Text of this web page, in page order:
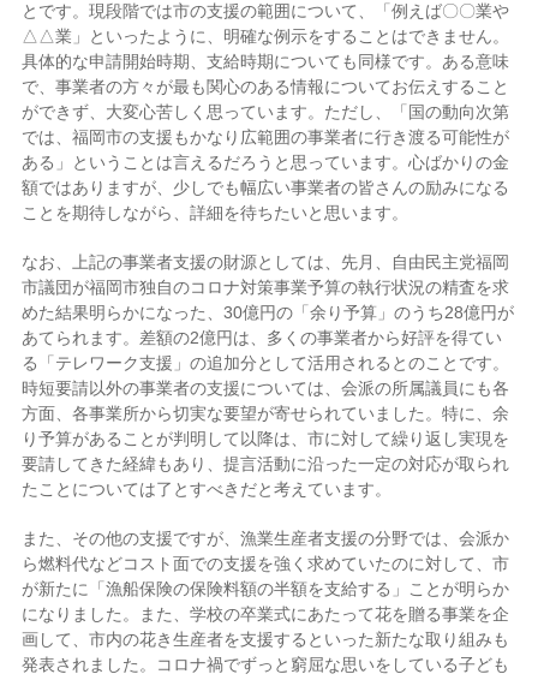
とです。現段階では市の支援の範囲について、「例えば〇〇業や
△△業」といったように、明確な例示をすることはできません。
具体的な申請開始時期、支給時期についても同様です。ある意味
で、事業者の方々が最も関心のある情報についてお伝えすること
ができず、大変心苦しく思っています。ただし、「国の動向次第
では、福岡市の支援もかなり広範囲の事業者に行き渡る可能性が
ある」ということは言えるだろうと思っています。心ばかりの金
額ではありますが、少しでも幅広い事業者の皆さんの励みになる
ことを期待しながら、詳細を待ちたいと思います。
なお、上記の事業者支援の財源としては、先月、自由民主党福岡
市議団が福岡市独自のコロナ対策事業予算の執行状況の精査を求
めた結果明らかになった、30億円の「余り予算」のうち28億円が
あてられます。差額の2億円は、多くの事業者から好評を得てい
る「テレワーク支援」の追加分として活用されるとのことです。
時短要請以外の事業者の支援については、会派の所属議員にも各
方面、各事業所から切実な要望が寄せられていました。特に、余
り予算があることが判明して以降は、市に対して繰り返し実現を
要請してきた経緯もあり、提言活動に沿った一定の対応が取られ
たことについては了とすべきだと考えています。
また、その他の支援ですが、漁業生産者支援の分野では、会派か
ら燃料代などコスト面での支援を強く求めていたのに対して、市
が新たに「漁船保険の保険料額の半額を支給する」ことが明らか
になりました。また、学校の卒業式にあたって花を贈る事業を企
画して、市内の花き生産者を支援するといった新たな取り組みも
発表されました。コロナ禍でずっと窮屈な思いをしている子ども